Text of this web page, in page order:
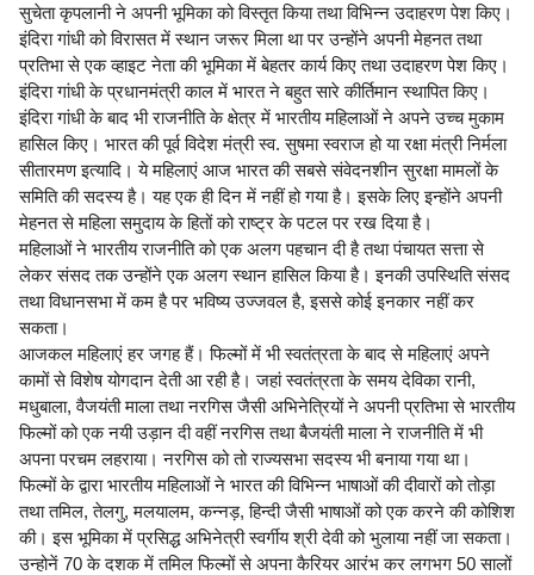
सुचेता कृपलानी ने अपनी भूमिका को विस्तृत किया तथा विभिन्न उदाहरण पेश किए।
इंदिरा गांधी को विरासत में स्थान जरूर मिला था पर उन्होंने अपनी मेहनत तथा
प्रतिभा से एक व्हाइट नेता की भूमिका में बेहतर कार्य किए तथा उदाहरण पेश किए।
इंदिरा गांधी के प्रधानमंत्री काल में भारत ने बहुत सारे कीर्तिमान स्थापित किए।
इंदिरा गांधी के बाद भी राजनीति के क्षेत्र में भारतीय महिलाओं ने अपने उच्च मुकाम
हासिल किए। भारत की पूर्व विदेश मंत्री स्व. सुषमा स्वराज हो या रक्षा मंत्री निर्मला
सीतारमण इत्यादि। ये महिलाएं आज भारत की सबसे संवेदनशीन सुरक्षा मामलों के
समिति की सदस्य है। यह एक ही दिन में नहीं हो गया है। इसके लिए इन्होंने अपनी
मेहनत से महिला समुदाय के हितों को राष्ट्र के पटल पर रख दिया है।
महिलाओं ने भारतीय राजनीति को एक अलग पहचान दी है तथा पंचायत सत्ता से
लेकर संसद तक उन्होंने एक अलग स्थान हासिल किया है। इनकी उपस्थिति संसद
तथा विधानसभा में कम है पर भविष्य उज्जवल है, इससे कोई इनकार नहीं कर
सकता।
आजकल महिलाएं हर जगह हैं। फिल्मों में भी स्वतंत्रता के बाद से महिलाएं अपने
कामों से विशेष योगदान देती आ रही है। जहां स्वतंत्रता के समय देविका रानी,
मधुबाला, वैजयंती माला तथा नरगिस जैसी अभिनेत्रियों ने अपनी प्रतिभा से भारतीय
फिल्मों को एक नयी उड़ान दी वहीं नरगिस तथा बैजयंती माला ने राजनीति में भी
अपना परचम लहराया। नरगिस को तो राज्यसभा सदस्य भी बनाया गया था।
फिल्मों के द्वारा भारतीय महिलाओं ने भारत की विभिन्न भाषाओं की दीवारों को तोड़ा
तथा तमिल, तेलगु, मलयालम, कन्नड़, हिन्दी जैसी भाषाओं को एक करने की कोशिश
की। इस भूमिका में प्रसिद्ध अभिनेत्री स्वर्गीय श्री देवी को भुलाया नहीं जा सकता।
उन्होनें 70 के दशक में तमिल फिल्मों से अपना कैरियर आरंभ कर लगभग 50 सालों